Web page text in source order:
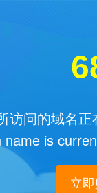
访问的域名
name is
立